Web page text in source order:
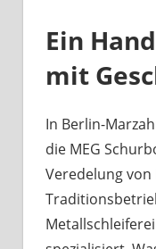
Ein
mit
In Berlin-
die MEG
Veredelung